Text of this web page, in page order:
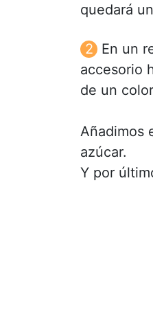
quedará
En un
accesorio
de un
Añadimos
azúcar.
Y por